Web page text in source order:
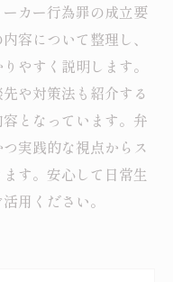
カー行為罪の成立要
容について整理し、
やすく説明します。
や対策法も紹介する
となっています。弁
実践的な視点からス
す。安心して日常生
用ください。